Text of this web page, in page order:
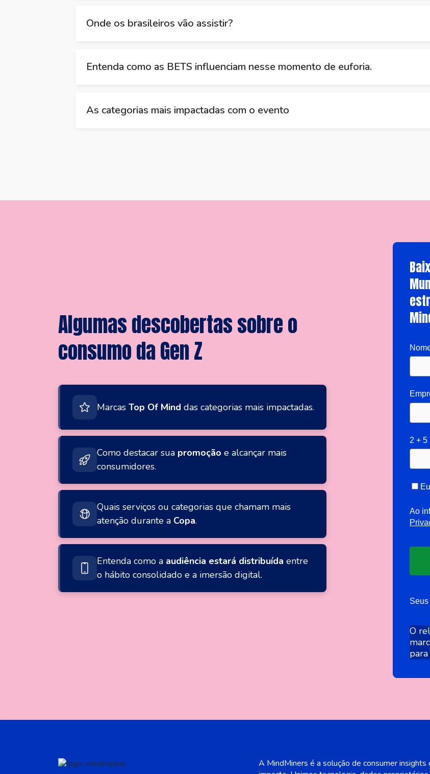
Onde os brasileiros vão assistir?
Entenda como as BETS influenciam nesse momento de euforia.
As categorias mais impactadas com o evento
Algumas descobertas sobre o
consumo da Gen Z
Marcas Top Of Mind das categorias mais impactadas.
Como destacar sua promoção e alcançar mais
consumidores.
Quais serviços ou categorias que chamam mais
atenção durante a Copa.
Entenda como a audiência estará distribuída entre
o hábito consolidado e a imersão digital.
2 + 5
Eu
Ao
O
A MindMiners é a solução de consumer